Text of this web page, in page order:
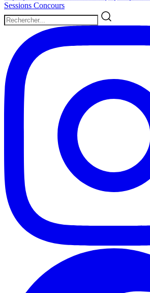
Sessions Concours